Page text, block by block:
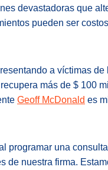
devastadoras que
pueden ser
a víctimas
más de $ 100
Geoff McDonald es
programar una
de nuestra firma.